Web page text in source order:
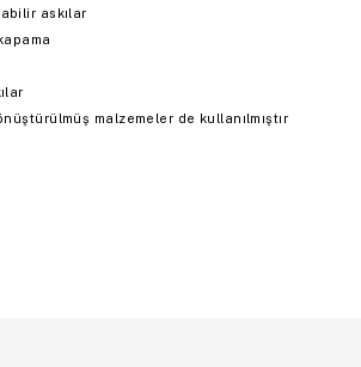
askılar
malzemeler de kullanılmıştır